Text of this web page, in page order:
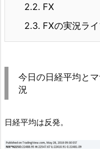
2.2. FX
2.3. FXの実況ラ
今日の日経平均と
況
日経平均は反発。